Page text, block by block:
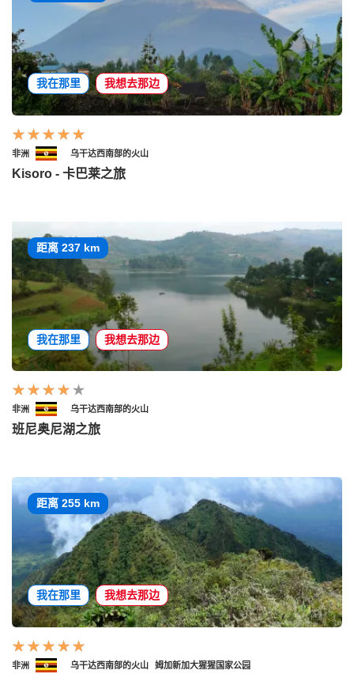
我在那里 我想去那边
非洲 乌干达西南部的火山
Kisoro - 卡巴莱之旅
距离 237 km
我在那里 我想去那边
非洲 乌干达西南部的火山
班尼奥尼湖之旅
距离 255 km
我在那里 我想去那边
非洲 乌干达西南部的火山 姆加新加大猩猩国家公园